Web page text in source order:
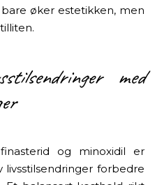
øker estetikken, men
med
og minoxidil er
forbedre